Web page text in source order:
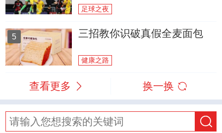
足球之夜
5 三招教你识破真假全麦面包
健康之路
查看更多 换一换